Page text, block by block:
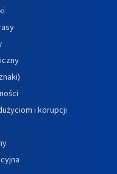
i korupcji